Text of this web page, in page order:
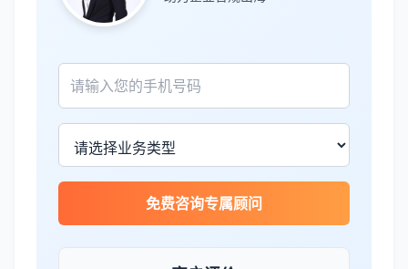
免费咨询专属顾问
服务专业高效，一周就完成了泰国公司注
James Wilson
金兔国际帮我们完成了泰国建厂的所有法
律手续，非常专业。
★★★★☆